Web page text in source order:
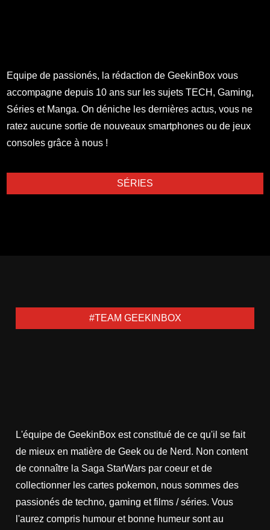
Equipe de passionés, la rédaction de GeekinBox vous
accompagne depuis 10 ans sur les sujets TECH, Gaming,
Séries et Manga. On déniche les dernières actus, vous ne
ratez aucune sortie de nouveaux smartphones ou de jeux
consoles grâce à nous !
SÉRIES
#TEAM GEEKINBOX
L'équipe de GeekinBox est constitué de ce qu'il se fait
de mieux en matière de Geek ou de Nerd. Non content
de connaître la Saga StarWars par coeur et de
collectionner les cartes pokemon, nous sommes des
passionés de techno, gaming et films / séries. Vous
l'aurez compris humour et bonne humeur sont au